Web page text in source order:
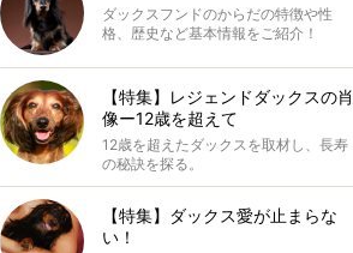
ダックスフンドのからだの特徴や性
格、歴史など基本情報をご紹介！
【特集】レジェンドダックスの肖
像ー12歳を超えて
12歳を超えたダックスを取材し、長寿
の秘訣を探る。
【特集】ダックス愛が止まらな
い！